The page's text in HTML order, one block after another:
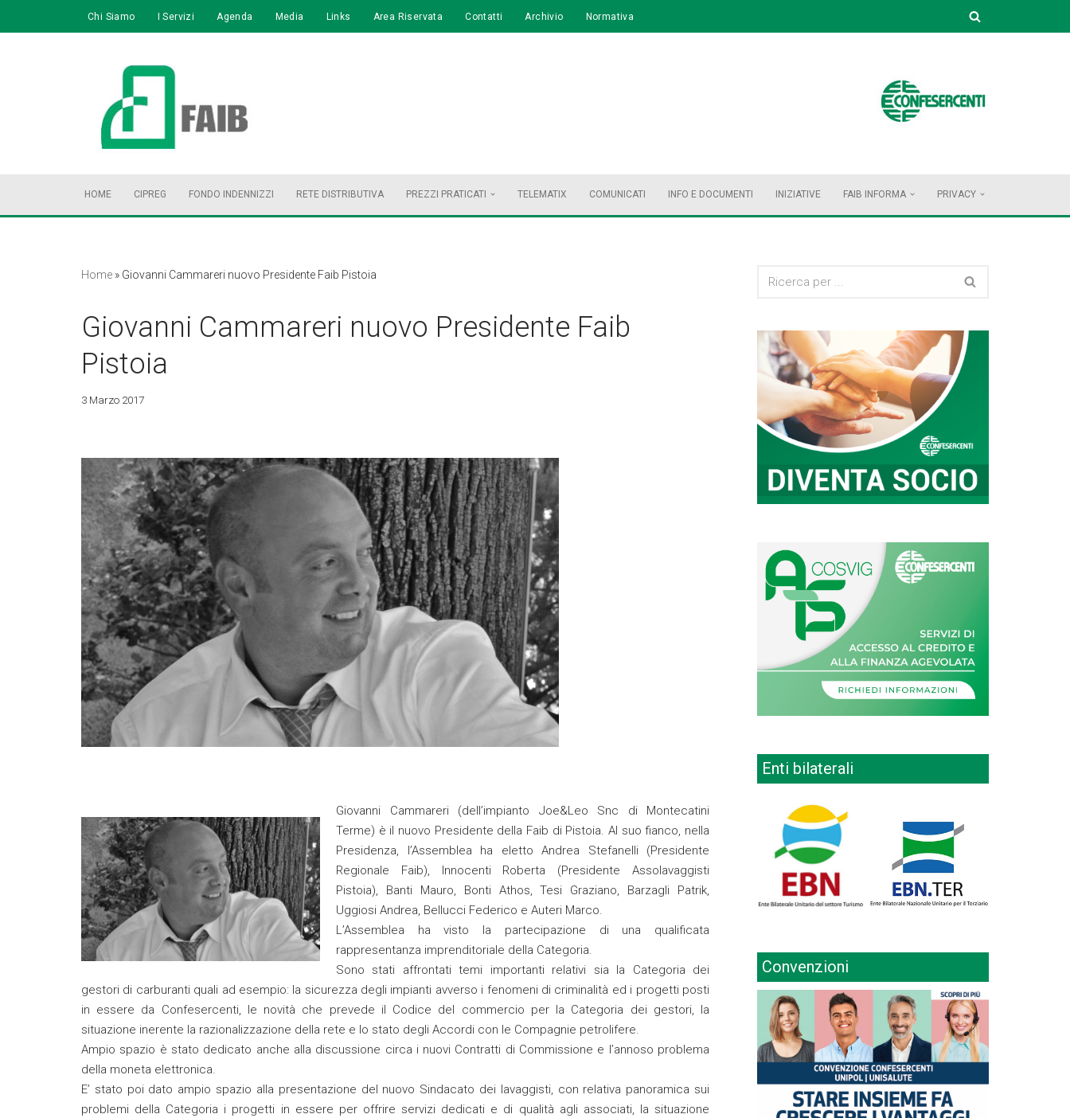
Chi Siamo I Servizi Agenda Media Links Area Riservata Contatti Archivio Normativa
HOME CIPREG FONDO INDENNIZZI RETE DISTRIBUTIVA PREZZI PRATICATI TELEMATIX COMUNICATI INFO E DOCUMENTI INIZIATIVE FAIB INFORMA PRIVACY
Home » Giovanni Cammareri nuovo Presidente Faib Pistoia
Giovanni Cammareri nuovo Presidente Faib
Pistoia
3 Marzo 2017
Giovanni Cammareri (dell’impianto Joe&Leo Snc di Montecatini
Terme) è il nuovo Presidente della Faib di Pistoia. Al suo fianco, nella
Presidenza, l’Assemblea ha eletto Andrea Stefanelli (Presidente
Regionale Faib), Innocenti Roberta (Presidente Assolavaggisti
Pistoia), Banti Mauro, Bonti Athos, Tesi Graziano, Barzagli Patrik,
Uggiosi Andrea, Bellucci Federico e Auteri Marco.
L’Assemblea ha visto la partecipazione di una qualificata
rappresentanza imprenditoriale della Categoria.
Sono stati affrontati temi importanti relativi sia la Categoria dei
gestori di carburanti quali ad esempio: la sicurezza degli impianti avverso i fenomeni di criminalità ed i progetti posti
in essere da Confesercenti, le novità che prevede il Codice del commercio per la Categoria dei gestori, la
situazione inerente la razionalizzazione della rete e lo stato degli Accordi con le Compagnie petrolifere.
Ampio spazio è stato dedicato anche alla discussione circa i nuovi Contratti di Commissione e l’annoso problema
della moneta elettronica.
E’ stato poi dato ampio spazio alla presentazione del nuovo Sindacato dei lavaggisti, con relativa panoramica sui
problemi della Categoria i progetti in essere per offrire servizi dedicati e di qualità agli associati, la situazione
Enti bilaterali
Convenzioni